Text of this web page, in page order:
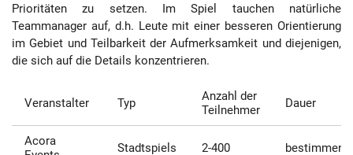
Prioritäten zu setzen. Im Spiel tauchen natürliche
Teammanager auf, d.h. Leute mit einer besseren Orientierung
im Gebiet und Teilbarkeit der Aufmerksamkeit und diejenigen,
die sich auf die Details konzentrieren.
Veranstalter Typ
Anzahl der
Teilnehmer
Dauer
Acora
Stadtspiels 2-400 bestimmen